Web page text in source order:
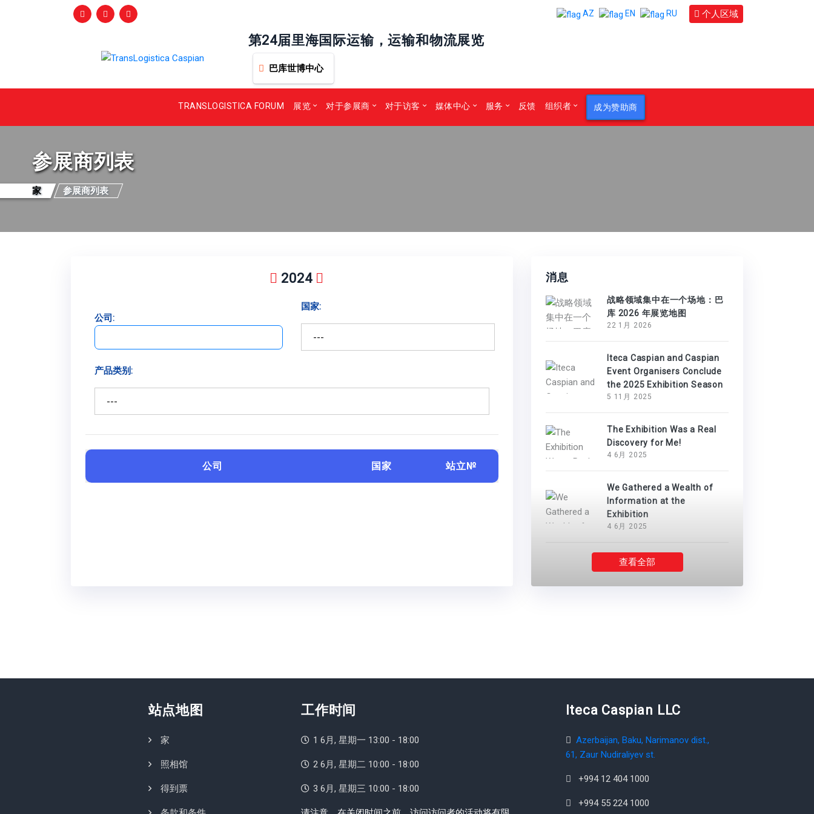
AZ EN RU 个人区域
第24届里海国际运输，运输和物流展览
巴库世博中心
TRANSLOGISTICA FORUM 展览 对于参展商 对于访客 媒体中心 服务 反馈 组织者 成为赞助商
参展商列表
家 参展商列表
2024
公司:
国家:
产品类别:
公司 国家 站立№
消息
战略领域集中在一个场地：巴
库 2026 年展览地图
22 1月 2026
Iteca Caspian and Caspian
Event Organisers Conclude
the 2025 Exhibition Season
5 11月 2025
The Exhibition Was a Real
Discovery for Me!
4 6月 2025
We Gathered a Wealth of
Information at the
Exhibition
4 6月 2025
查看全部
站点地图
家
照相馆
得到票
工作时间
1 6月, 星期一 13:00 - 18:00
2 6月, 星期二 10:00 - 18:00
3 6月, 星期三 10:00 - 18:00
Iteca Caspian LLC
Azerbaijan, Baku, Narimanov dist.,
61, Zaur Nudiraliyev st.
+994 12 404 1000
+994 55 224 1000